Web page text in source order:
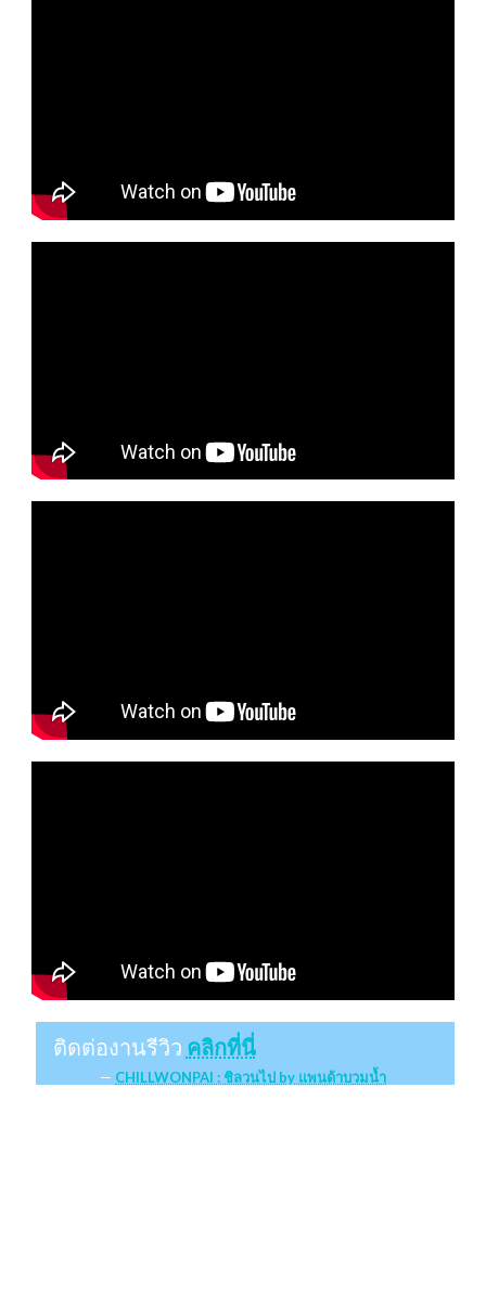
ติดต่องานรีวิว คลิกที่นี่
CHILLWONPAI : ชิลวนไป by แพนด้าบวมน้ำ